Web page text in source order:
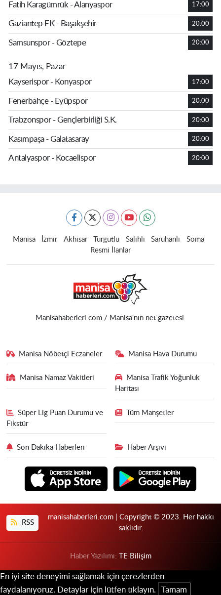
Fatih Karagümrük - Alanyaspor
17:00
Gaziantep FK - Başakşehir 20:00
Samsunspor - Göztepe 20:00
17 Mayıs, Pazar
Kayserispor - Konyaspor
17:00
Fenerbahçe - Eyüpspor 20:00
Trabzonspor - Gençlerbirliği S.K. 20:00
Kasımpaşa - Galatasaray 20:00
Antalyaspor - Kocaelispor 20:00
Manisa İzmir Akhisar Turgutlu Salihli Saruhanlı
Soma
Resmi İlanlar
Manisahaberleri.com / Manisa'nın net gazetesi.
Manisa Nöbetçi Eczaneler Manisa Hava Durumu
Manisa Namaz Vakitleri
Manisa Trafik Yoğunluk
Haritası
Süper Lig Puan Durumu ve
Fikstür
Tüm Manşetler
Son Dakika Haberleri Haber Arşivi
RSS
manisahaberleri.com | Copyright © 2023. Her hakkı
saklıdır.
Haber Yazılımı: TE Bilişim
En iyi site deneyimi sağlamak için çerezlerden
faydalanıyoruz. Detaylar için lütfen tıklayın.
Tamam